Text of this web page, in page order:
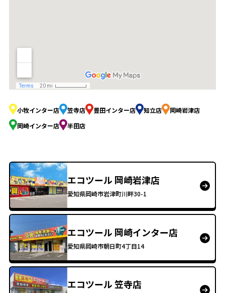
小牧インター店 笠寺店 豊田インター店 知立店
岡崎岩津店
岡崎インター店
半田店
エコツール 岡崎岩津店
愛知県岡崎市岩津町川畔30-1
エコツール 岡崎インター店
愛知県岡崎市朝日町4丁目14
エコツール 笠寺店